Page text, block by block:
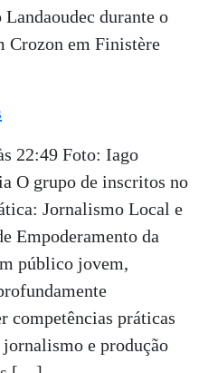
durante o
Crozon em Finistère
22:49 Foto: Iago
O grupo de inscritos no
Jornalismo Local e
Empoderamento da
público jovem,
competências práticas
jornalismo e produção